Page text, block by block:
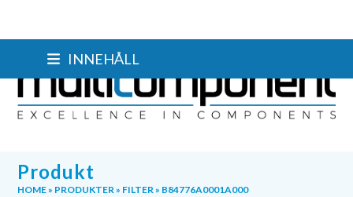
INNEHÅLL
Produkt
HOME» PRODUKTER» FILTER» B84776A0001A000